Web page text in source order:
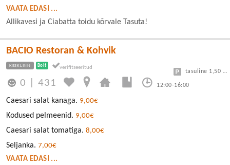
VAATA EDASI ...
Allikavesi ja Ciabatta toidu kõrvale Tasuta!
BACIO Restoran & Kohvik
KESKLINN Bolt
0 |431 12:00-16:00
tasuline 1,50 eur/h
Caesari salat kanaga. 9,00€
Kodused pelmeenid. 9,00€
Caesari salat tomatiga. 8,00€
Seljanka. 7,00€
VAATA EDASI ...